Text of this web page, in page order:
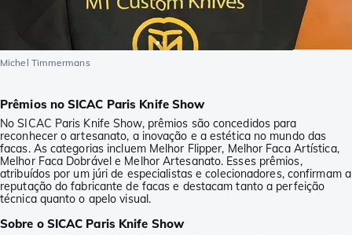
Michel Timmermans
Prêmios no SICAC Paris Knife Show
No SICAC Paris Knife Show, prêmios são concedidos para
reconhecer o artesanato, a inovação e a estética no mundo das
facas. As categorias incluem Melhor Flipper, Melhor Faca Artística,
Melhor Faca Dobrável e Melhor Artesanato. Esses prêmios,
atribuídos por um júri de especialistas e colecionadores, confirmam a
reputação do fabricante de facas e destacam tanto a perfeição
técnica quanto o apelo visual.
Sobre o SICAC Paris Knife Show